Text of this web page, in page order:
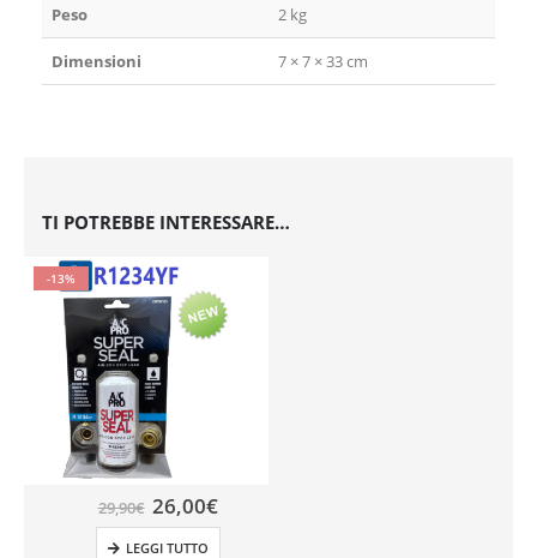
Peso 2 kg
Dimensioni 7 × 7 × 33 cm
TI POTREBBE INTERESSARE…
-13%
29,90€ 26,00€
LEGGI TUTTO